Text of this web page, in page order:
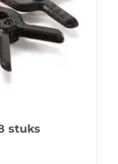
stuks